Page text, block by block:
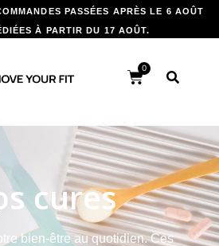
PASSÉES APRÈS LE 6 AOÛT
À PARTIR DU 17 AOÛT.
0
cures
bien-être au quotidien. Ces